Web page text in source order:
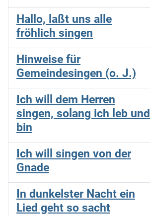
Hallo, laßt uns alle
fröhlich singen
Hinweise für
Gemeindesingen (o. J.)
Ich will dem Herren
singen, solang ich leb und
bin
Ich will singen von der
Gnade
In dunkelster Nacht ein
Lied geht so sacht